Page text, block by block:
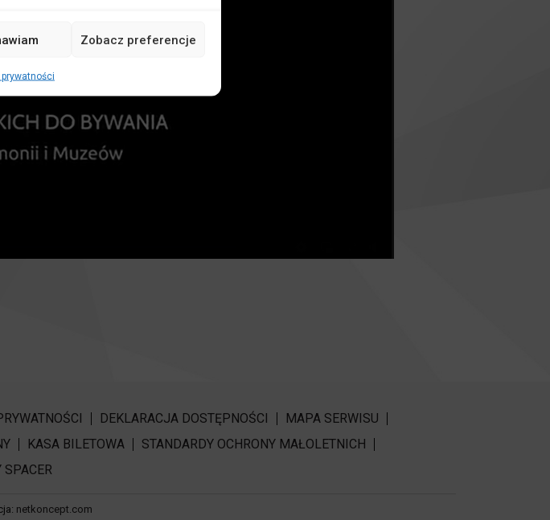
Zobacz preferencje
DEKLARACJA DOSTĘPNOŚCI
MAPA SERWISU
KASA BILETOWA
STANDARDY OCHRONY MAŁOLETNICH
SPACER
netkoncept.com